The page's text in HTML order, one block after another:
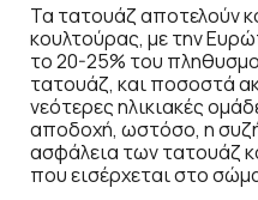
Τα τατουάζ αποτελούν
κουλτούρας, με την
το 20-25% του
τατουάζ, και ποσοστά
νεότερες ηλικιακές
αποδοχή, ωστόσο, η
ασφάλεια των τατουάζ
που εισέρχεται στο